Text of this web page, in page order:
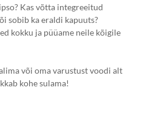
Kas võtta integreeitud
sobib ka eraldi kapuuts?
kokku ja püüame neile kõigile
või oma varustust voodi alt
kohe sulama!